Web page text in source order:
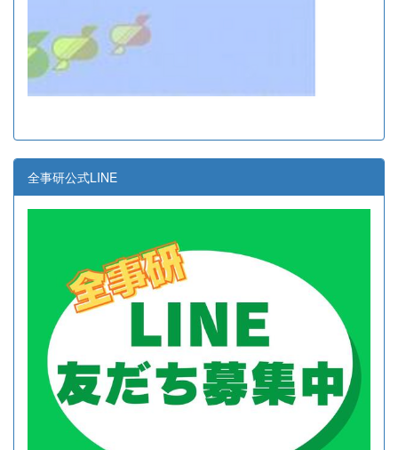
全事研公式LINE